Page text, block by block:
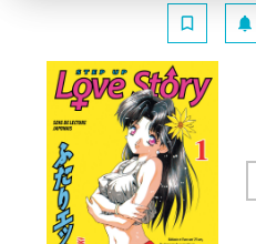
bookmark_border notifications